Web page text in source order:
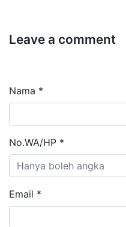
Leave a comment
Nama *
No.WA/HP *
Email *